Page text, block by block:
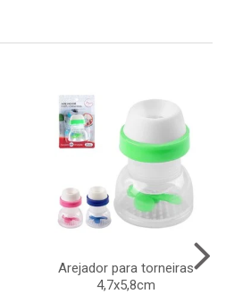
Arejador para torneiras
4,7x5,8cm